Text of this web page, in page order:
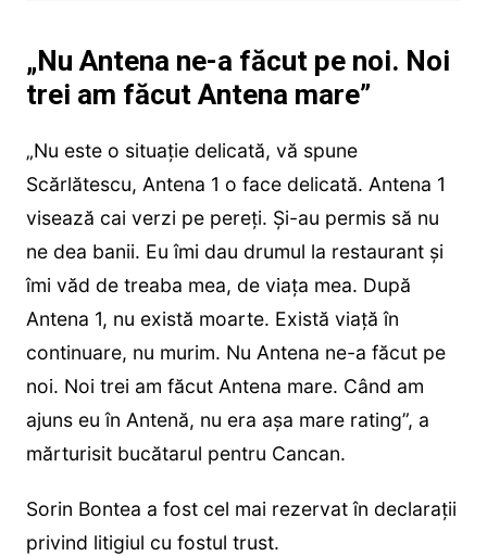
„Nu Antena ne-a făcut pe noi. Noi
trei am făcut Antena mare”
„Nu este o situație delicată, vă spune
Scărlătescu, Antena 1 o face delicată. Antena 1
visează cai verzi pe pereți. Și-au permis să nu
ne dea banii. Eu îmi dau drumul la restaurant și
îmi văd de treaba mea, de viața mea. După
Antena 1, nu există moarte. Există viață în
continuare, nu murim. Nu Antena ne-a făcut pe
noi. Noi trei am făcut Antena mare. Când am
ajuns eu în Antenă, nu era așa mare rating”, a
mărturisit bucătarul pentru Cancan.
Sorin Bontea a fost cel mai rezervat în declarații
privind litigiul cu fostul trust.